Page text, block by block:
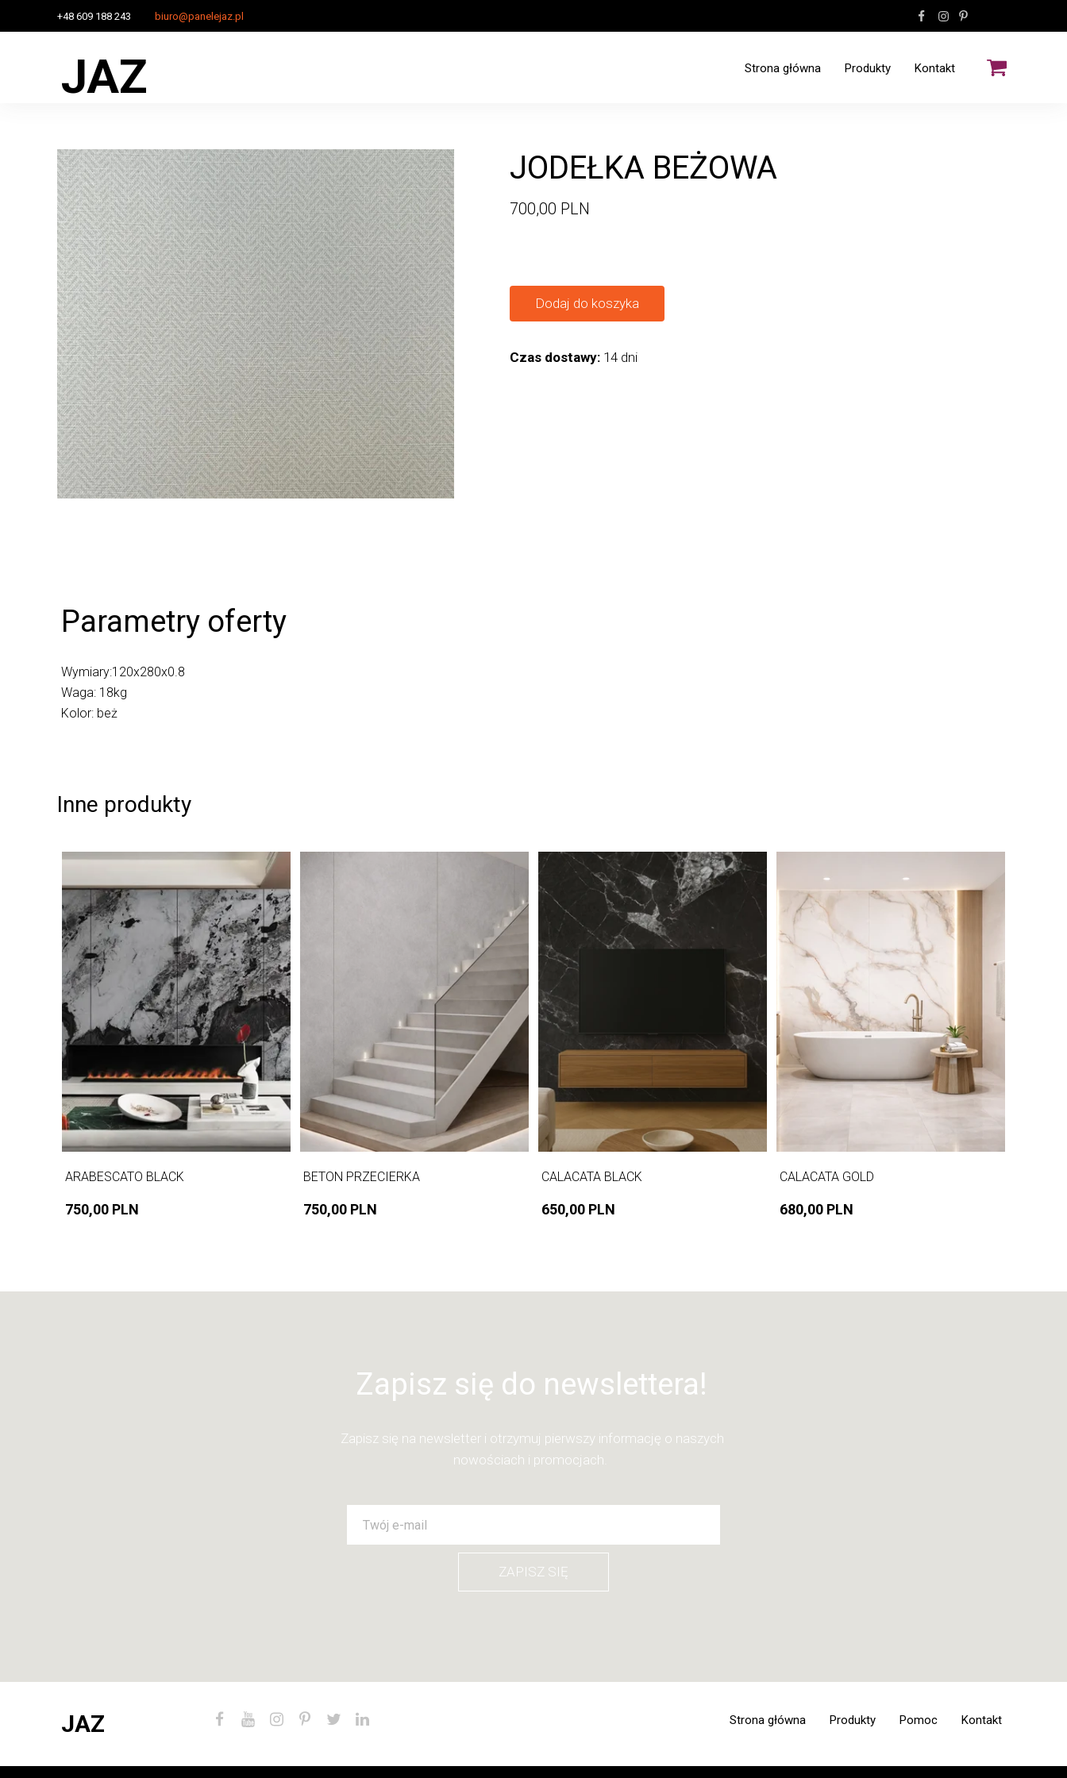
JAZ
+48 609 188 243 biuro@panelejaz.pl
Strona główna Produkty Kontakt
Czas dostawy: 14 dni
Dodaj do koszyka
700,00 PLN
JODEŁKA BEŻOWA
Parametry oferty
Wymiary:120x280x0.8
Waga: 18kg
Kolor: beż
ARABESCATO BLACK
750,00 PLN
BETON PRZECIERKA
750,00 PLN
CALACATA BLACK
650,00 PLN
CALACATA GOLD
680,00 PLN
Inne produkty
JAZ
Zapisz się do newslettera!
Zapisz się na newsletter i otrzymuj pierwszy informację o naszych
nowościach i promocjach.
ZAPISZ SIĘ
Strona główna Produkty Pomoc Kontakt